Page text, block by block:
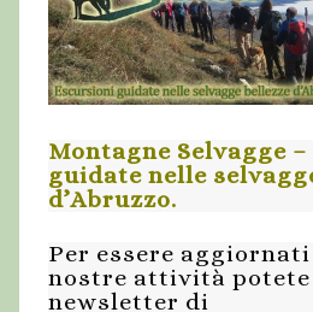
Montagne Selvagge
guidate nelle
d’Abruzzo.
Per essere
nostre attività
newsletter di